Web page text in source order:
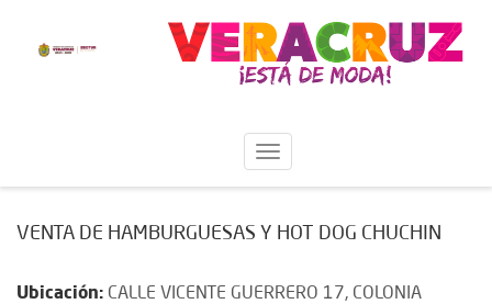
VENTA DE HAMBURGUESAS Y HOT DOG CHUCHIN
Ubicación: CALLE VICENTE GUERRERO 17, COLONIA